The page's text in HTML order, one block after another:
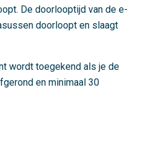
De doorlooptijd van de e-
doorloopt en slaagt
wordt toegekend als je de
en minimaal 30